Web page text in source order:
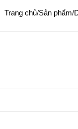
Trang chủ Sản phẩm